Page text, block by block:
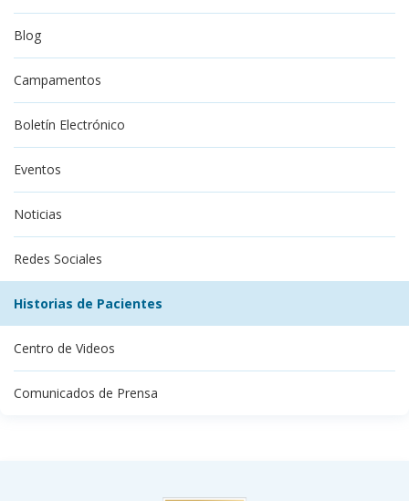
Blog
Campamentos
Boletín Electrónico
Eventos
Noticias
Redes Sociales
Historias de Pacientes
Centro de Videos
Comunicados de Prensa